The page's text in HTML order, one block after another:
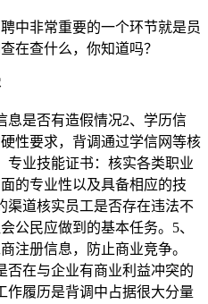
中非常重要的一个环节就是员
在查什么，你知道吗？
息是否有造假情况2、学历信
性要求，背调通过学信网等核
专业技能证书：核实各类职业
的专业性以及具备相应的技
渠道核实员工是否存在违法不
公民应做到的基本任务。5、
注册信息，防止商业竞争。
否在与企业有商业利益冲突的
作履历是背调中占据很大分量